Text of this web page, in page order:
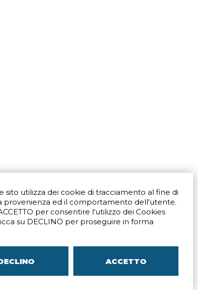
sito utilizza dei cookie di tracciamento al fine di
provenienza ed il comportamento dell'utente.
per consentire l'utilizzo dei Cookies
su DECLINO per proseguire in forma
ACCETTO
Via San Crispino 64